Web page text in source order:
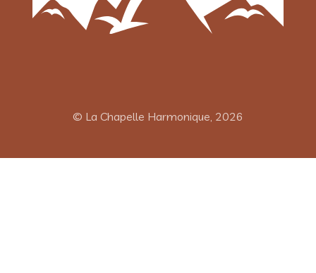
© La Chapelle Harmonique, 2026